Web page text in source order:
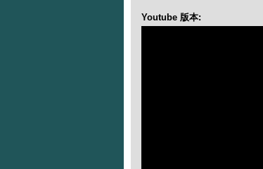
Youtube 版本: